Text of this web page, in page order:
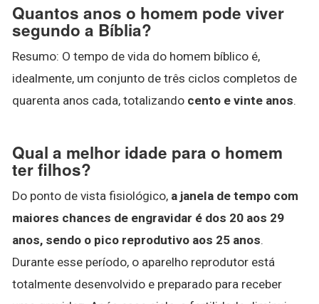
Quantos anos o homem pode viver
segundo a Bíblia?
Resumo: O tempo de vida do homem bíblico é,
idealmente, um conjunto de três ciclos completos de
quarenta anos cada, totalizando cento e vinte anos.
Qual a melhor idade para o homem
ter filhos?
Do ponto de vista fisiológico, a janela de tempo com
maiores chances de engravidar é dos 20 aos 29
anos, sendo o pico reprodutivo aos 25 anos.
Durante esse período, o aparelho reprodutor está
totalmente desenvolvido e preparado para receber